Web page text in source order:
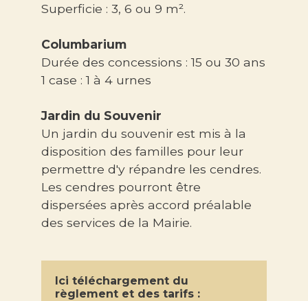
Superficie : 3, 6 ou 9 m².
Columbarium
Durée des concessions : 15 ou 30 ans
1 case : 1 à 4 urnes
Jardin du Souvenir
Un jardin du souvenir est mis à la
disposition des familles pour leur
permettre d'y répandre les cendres.
Les cendres pourront être
dispersées après accord préalable
des services de la Mairie.
Ici téléchargement du
règlement et des tarifs :